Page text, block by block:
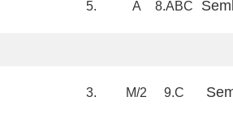
5. A 8.ABC
3. M/2 9.C